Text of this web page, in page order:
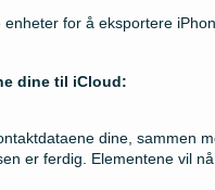
for å eksportere
dine til iCloud:
dine, sammen
er ferdig. Elementene vil